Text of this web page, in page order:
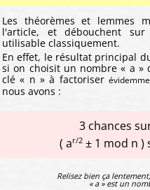
Les théorèmes et lemmes
l'article, et débouchent
utilisable classiquement.
En effet, le résultat principal
si on choisit un nombre « a
clé « n » à factoriser
nous avons :
3 chances
( ar/2 ± 1 mod n )
Relisez bien ça
« a » est un